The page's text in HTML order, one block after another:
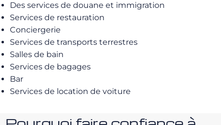
Des services de douane et immigration
Services de restauration
Conciergerie
Services de transports terrestres
Salles de bain
Services de bagages
Bar
Services de location de voiture